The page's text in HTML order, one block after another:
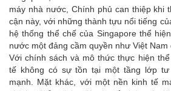
máy nhà nước, Chính phủ can thiệp khi
cận này, với những thành tựu nổi tiếng
hệ thống thể chế của Singapore thể
nước một đảng cầm quyền như Việt Nam
Với chính sách và mô thức thực hiện
tế không có sự tồn tại một tầng lớp tư
mạnh. Mặt khác, với một nền kinh tế